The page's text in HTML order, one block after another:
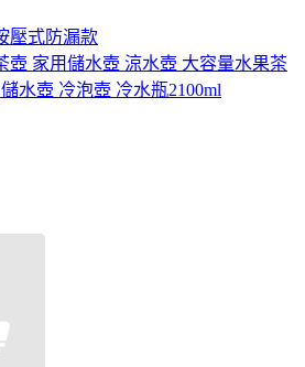
壓式防漏款
壺 家用儲水壺 涼水壺 大容量水果茶
水壺 冷泡壺 冷水瓶2100ml